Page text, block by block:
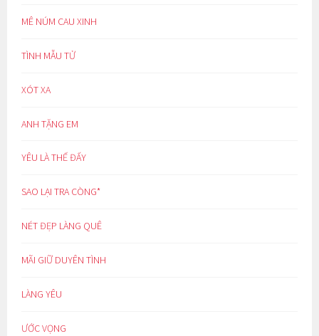
MÊ NÚM CAU XINH
TÌNH MẪU TỬ
XÓT XA
ANH TẶNG EM
YÊU LÀ THẾ ĐẤY
SAO LẠI TRA CÒNG*
NÉT ĐẸP LÀNG QUÊ
MÃI GIỮ DUYÊN TÌNH
LÀNG YÊU
ƯỚC VỌNG